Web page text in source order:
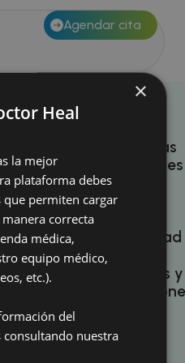
Agendar cita
Tratamiento
integrativo
cáncer
Enfermedades
cardiovasculares
Problemas
Preguntas
Frecuentes
Políticas
privacidad
Términos y
Política
de
×
Heal
la mejor
plataforma debes
que permiten cargar
correcta
médica,
equipo médico,
etc.).
del
nuestra